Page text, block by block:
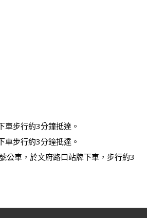
車步行約3分鐘抵達。
車步行約3分鐘抵達。
公車，於文府路口站牌下車，步行約3